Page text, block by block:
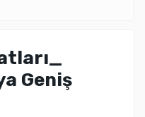
Geniş